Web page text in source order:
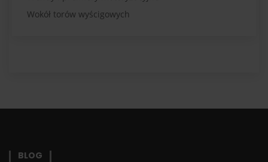
Wokół torów wyścigowych
BLOG